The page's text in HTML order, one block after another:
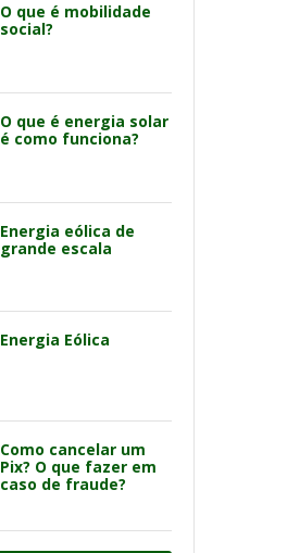
O que é mobilidade
social?
O que é energia solar
é como funciona?
Energia eólica de
grande escala
Energia Eólica
Como cancelar um
Pix? O que fazer em
caso de fraude?